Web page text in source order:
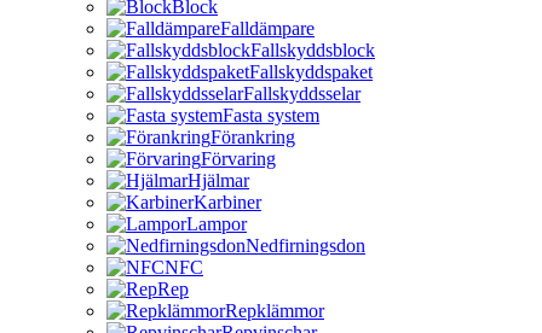
Block
Falldämpare
Fallskyddsblock
Fallskyddspaket
Fallskyddsselar
Fasta system
Förankring
Förvaring
Hjälmar
Karbiner
Lampor
Nedfirningsdon
NFC
Rep
Repklämmor